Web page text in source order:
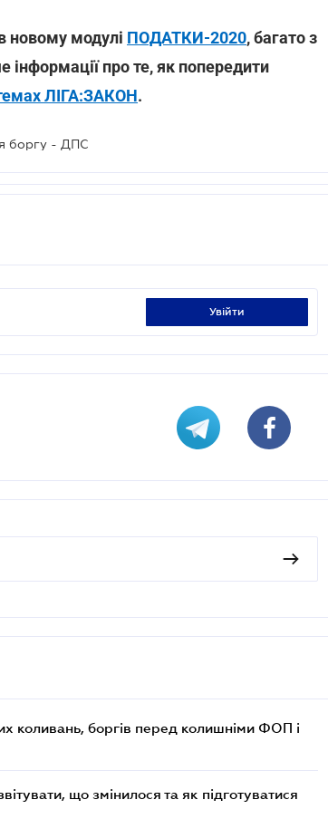
новому модулі ПОДАТКИ-2020, багато з
інформації про те, як попередити
ЛІГА:ЗАКОН.
боргу - ДПС
увійти
коливань, боргів перед колишніми ФОП і
що змінилося та як підготуватися